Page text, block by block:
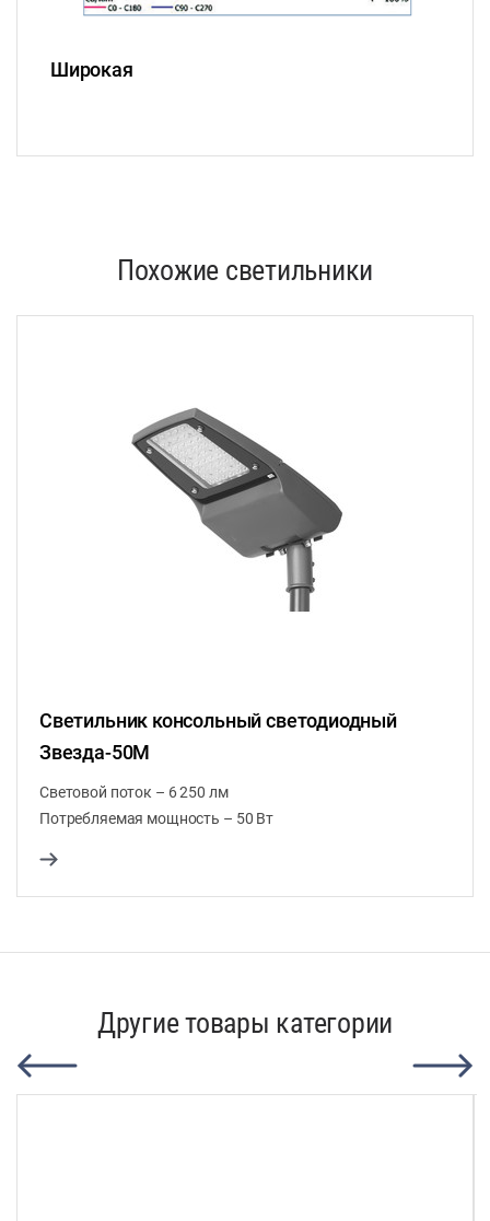
Широкая
Похожие светильники
Светильник консольный светодиодный
Звезда-50М
Световой поток – 6 250 лм
Потребляемая мощность – 50 Вт
Другие товары категории